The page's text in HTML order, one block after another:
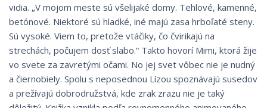
vidia. „V mojom meste sú všelijaké domy. Tehlové, kamenné,
betónové. Niektoré sú hladké, iné majú zasa hrboľaté steny.
Sú vysoké. Viem to, pretože vtáčiky, čo čvirikajú na
strechách, počujem dosť slabo.“ Takto hovorí Mimi, ktorá žije
vo svete za zavretými očami. No jej svet vôbec nie je nudný
a čiernobiely. Spolu s neposednou Lízou spoznávajú susedov
a prežívajú dobrodružstvá, kde zrak zrazu nie je taký